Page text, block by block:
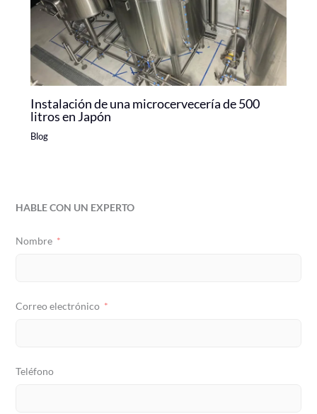
Instalación de una microcervecería de 500
litros en Japón
Blog
HABLE CON UN EXPERTO
Nombre
Correo electrónico
Teléfono